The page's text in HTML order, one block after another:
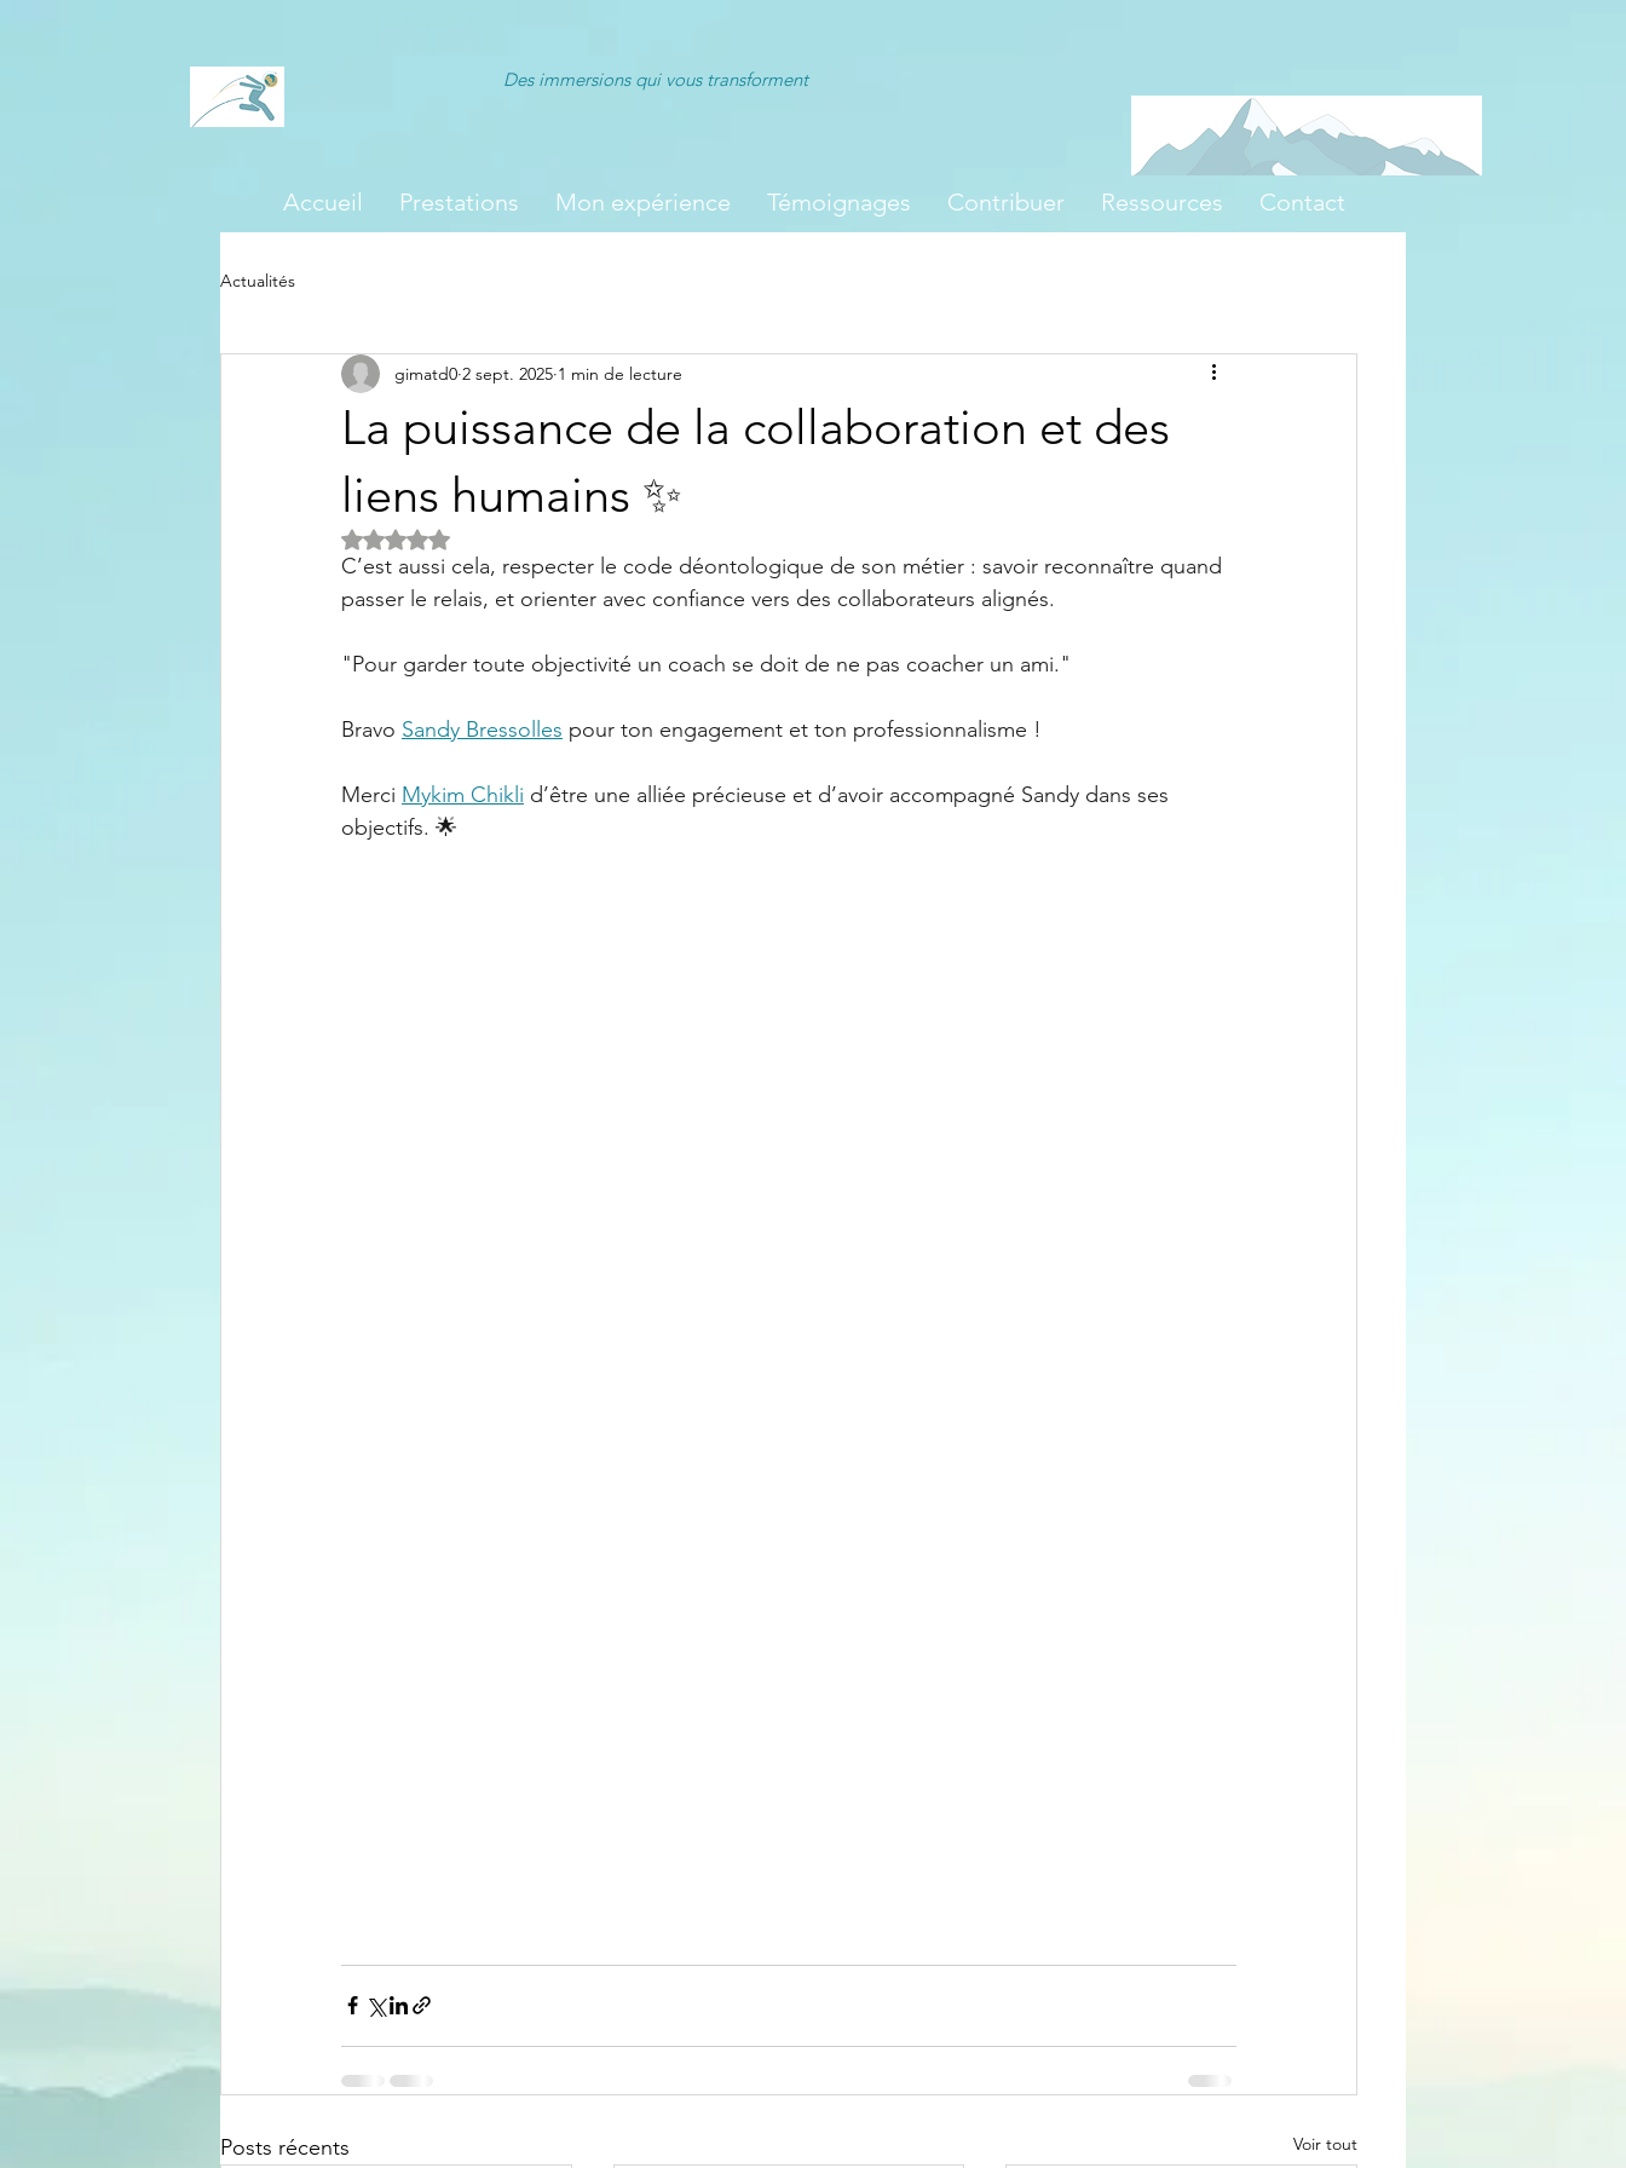
Des immersions qui vous transforment
Accueil Prestations Mon expérience Témoignages Contribuer Ressources Contact
Actualités
La puissance de la collaboration et des
liens humains ✨
gimatd0 2 sept. 2025 1 min de lecture
Noté NaN étoiles sur 5.
C’est aussi cela, respecter le code déontologique de son métier : savoir reconnaître quand
passer le relais, et orienter avec confiance vers des collaborateurs alignés.
"Pour garder toute objectivité un coach se doit de ne pas coacher un ami."
Bravo Sandy Bressolles pour ton engagement et ton professionnalisme !
Merci Mykim Chikli d’être une alliée précieuse et d’avoir accompagné Sandy dans ses
objectifs. 🌟
Posts récents Voir tout